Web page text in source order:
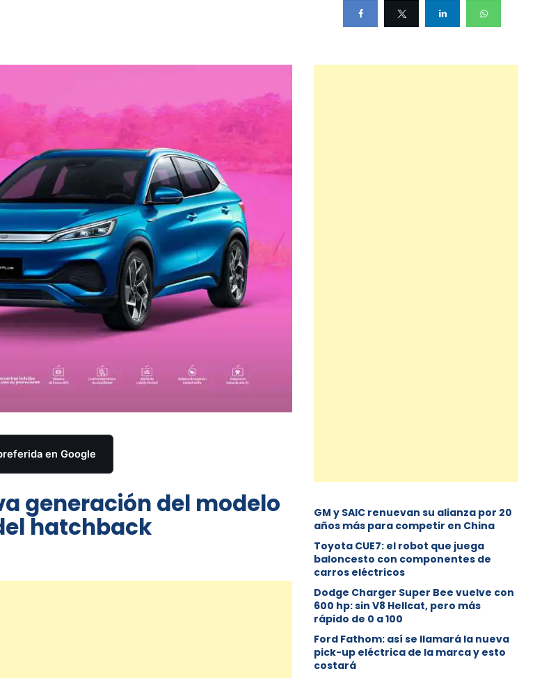
en Google
generación del modelo
hatchback
GM y SAIC renuevan su alianza por 20
años más para competir en China
Toyota CUE7: el robot que juega
baloncesto con componentes de
carros eléctricos
Dodge Charger Super Bee vuelve con
600 hp: sin V8 Hellcat, pero más
rápido de 0 a 100
Ford Fathom: así se llamará la nueva
pick-up eléctrica de la marca y esto
costará